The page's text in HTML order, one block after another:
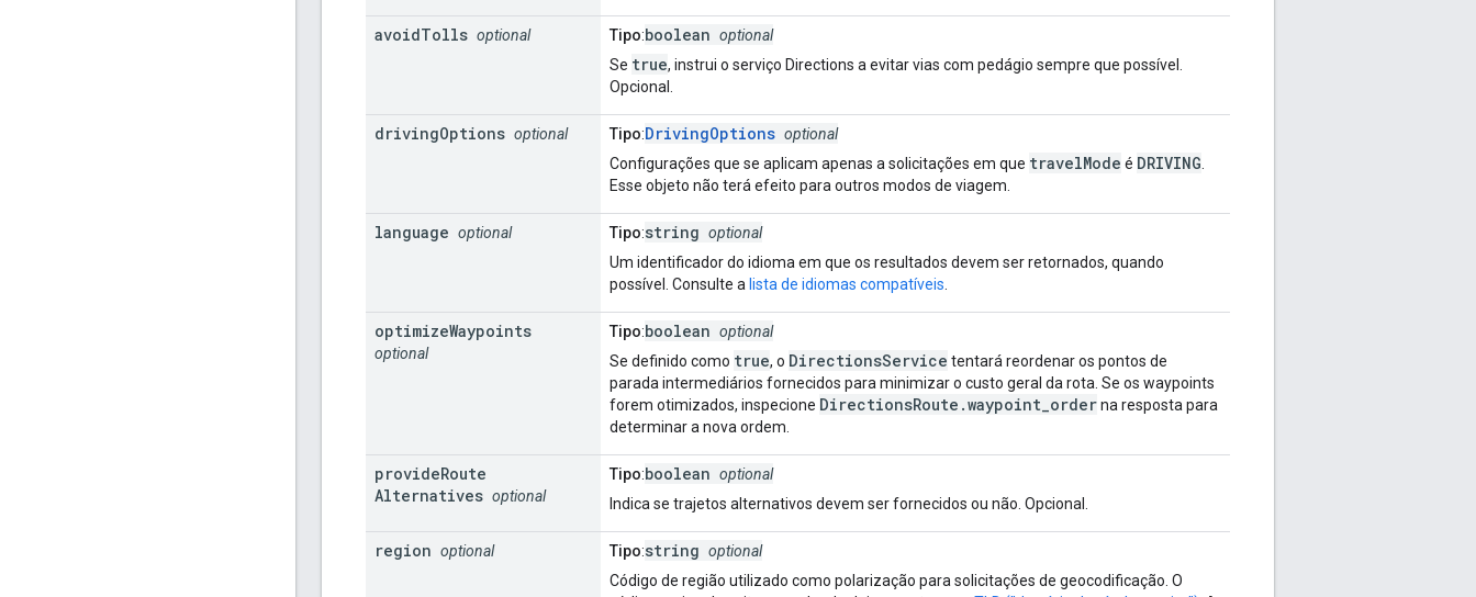
avoidTolls optional Tipo:boolean optional
Se true, instrui o serviço Directions a evitar vias com pedágio sempre que possível.
Opcional.
drivingOptions optional Tipo:DrivingOptions optional
Configurações que se aplicam apenas a solicitações em que travelMode é DRIVING
Esse objeto não terá efeito para outros modos de viagem.
language optional Tipo:string optional
Um identificador do idioma em que os resultados devem ser retornados, quando
possível. Consulte a lista de idiomas compatíveis
optimizeWaypoints
optional
Tipo:boolean optional
Se definido como true, o DirectionsService tentará reordenar os pontos de
parada intermediários fornecidos para minimizar o custo geral da rota. Se os waypoints
forem otimizados, inspecione DirectionsRoute.waypoint_orderna resposta para
determinar a nova ordem.
provideRoute
Alternatives optional
Tipo:boolean optional
Indica se trajetos alternativos devem ser fornecidos ou não. Opcional.
region optional Tipo:string optional
Código de região utilizado como polarização para solicitações de geocodificação. O